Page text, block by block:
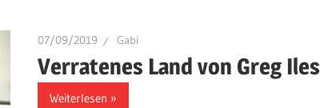
07/09/2019 Gabi
Verratenes Land von Greg Iles
Weiterlesen